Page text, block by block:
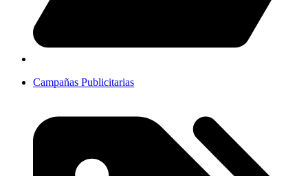
Campañas Publicitarias